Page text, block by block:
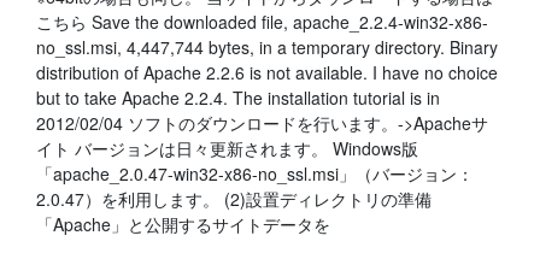
こちら Save the downloaded file, apache_2.2.4-win32-x86-
no_ssl.msi, 4,447,744 bytes, in a temporary directory. Binary
distribution of Apache 2.2.6 is not available. I have no choice
but to take Apache 2.2.4. The installation tutorial is in
2012/02/04 ソフトのダウンロードを行います。->Apacheサ
イト バージョンは日々更新されます。 Windows版
「apache_2.0.47-win32-x86-no_ssl.msi」（バージョン：
2.0.47）を利用します。 (2)設置ディレクトリの準備
「Apache」と公開するサイトデータを